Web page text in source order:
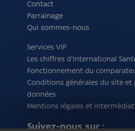
Contact
Parrainage
Qui sommes-nous
Services VIP
Les chiffres d'International
Fonctionnement du
Conditions générales du site
données
Mentions légales et
Suivez-nous sur :